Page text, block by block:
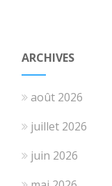
ARCHIVES
août 2026
juillet 2026
juin 2026